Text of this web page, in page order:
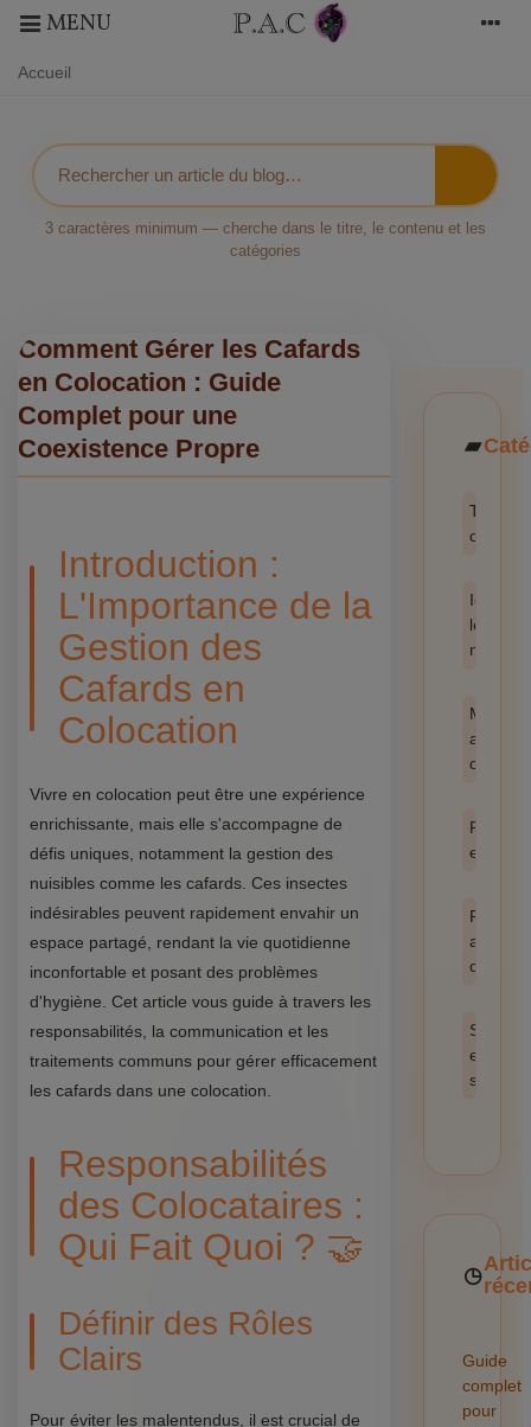
MENU
Accueil
3 caractères minimum — cherche dans le titre, le contenu et les
catégories
Comment Gérer les Cafards
en Colocation : Guide
Complet pour une
Coexistence Propre
Introduction :
L'Importance de la
Gestion des
Cafards en
Colocation
Vivre en colocation peut être une expérience
enrichissante, mais elle s'accompagne de
défis uniques, notamment la gestion des
nuisibles comme les cafards. Ces insectes
indésirables peuvent rapidement envahir un
espace partagé, rendant la vie quotidienne
inconfortable et posant des problèmes
d'hygiène. Cet article vous guide à travers les
responsabilités, la communication et les
traitements communs pour gérer efficacement
les cafards dans une colocation.
Responsabilités
des Colocataires :
Qui Fait Quoi ? 🤝
Définir des Rôles
Clairs
Pour éviter les malentendus, il est crucial de
Toutes
les
anti-
cafards
et
Produit
anti
cafards
Santé
et
sécurité
Guide
complet
pour